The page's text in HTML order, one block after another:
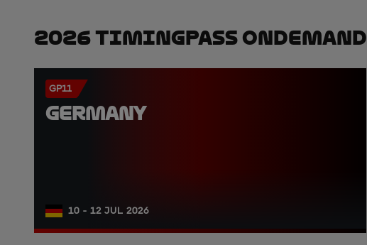
2026 TimingPass OnDemand
GP11
GERMANY
10 - 12 JUL 2026